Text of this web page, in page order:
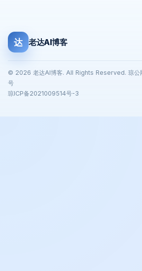
达 老达AI博客
© 2026 老达AI博客. All Rights Reserved. 琼公
号
琼ICP备2021009514号-3